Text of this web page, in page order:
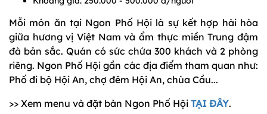
Mỗi món ăn tại Ngon Phố Hội là sự kết hợp hài hòa
giữa hương vị Việt Nam và ẩm thực miền Trung đậm
đà bản sắc. Quán có sức chứa 300 khách và 2 phòng
riêng. Ngon Phố Hội gần các địa điểm tham quan như:
Phố đi bộ Hội An, chợ đêm Hội An, chùa Cầu...
>> Xem menu và đặt bàn Ngon Phố Hội TẠI ĐÂY.